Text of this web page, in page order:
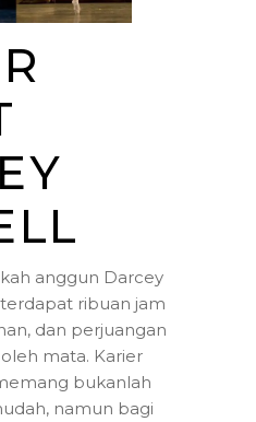
anggun Darcey
ribuan jam
dan perjuangan
mata. Karier
bukanlah
namun bagi